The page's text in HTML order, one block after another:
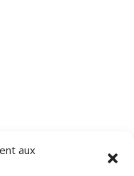
aux